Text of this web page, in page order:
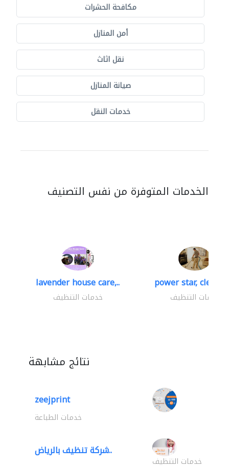
مكافحة الحشرات
أمن المنازل
نقل اثاث
صيانة المنازل
خدمات النقل
الخدمات المتوفرة من نفس التصنيف
lavender house care,..
خدمات التنظيف
power star,
خدمات التنظيف
نتائج مشابهة
zeejprint
خدمات الطباعة
شركة تنظيف بالرياض..
خدمات التنظيف